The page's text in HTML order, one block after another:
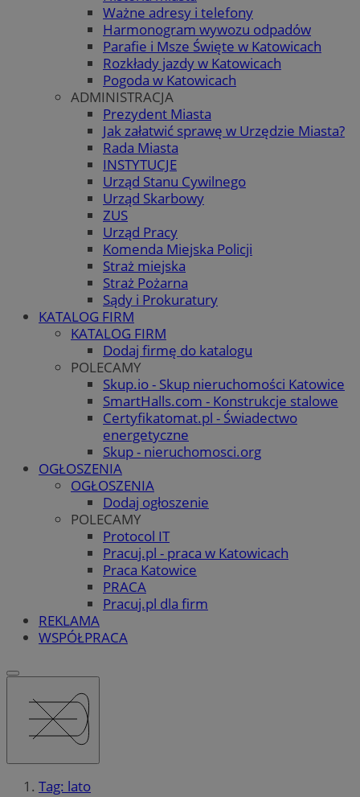
Ważne adresy i telefony
Harmonogram wywozu odpadów
Parafie i Msze Święte w Katowicach
Rozkłady jazdy w Katowicach
Pogoda w Katowicach
ADMINISTRACJA
Prezydent Miasta
Jak załatwić sprawę w Urzędzie Miasta?
Rada Miasta
INSTYTUCJE
Urząd Stanu Cywilnego
Urząd Skarbowy
ZUS
Urząd Pracy
Komenda Miejska Policji
Straż miejska
Straż Pożarna
Sądy i Prokuratury
KATALOG FIRM
KATALOG FIRM
Dodaj firmę do katalogu
POLECAMY
Skup.io - Skup nieruchomości Katowice
SmartHalls.com - Konstrukcje stalowe
Certyfikatomat.pl - Świadectwo
energetyczne
Skup - nieruchomosci.org
OGŁOSZENIA
OGŁOSZENIA
Dodaj ogłoszenie
POLECAMY
Protocol IT
Pracuj.pl - praca w Katowicach
Praca Katowice
PRACA
Pracuj.pl dla firm
REKLAMA
WSPÓŁPRACA
Tag: lato